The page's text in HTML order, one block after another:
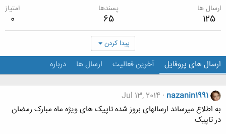
ارسال ها
125
پسندها
65
امتیاز
0
پیدا کردن
ارسال های پروفایل آخرین فعالیت ارسال ها درباره
nazanin1991
Jul 13, 2014
به اطلاع میرساند ارسالهای بروز شده تاپیک های ویژه ماه مبارک رمضان
در تاپیک